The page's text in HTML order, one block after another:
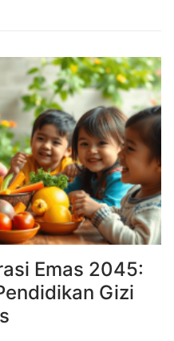
Emas 2045:
Gizi